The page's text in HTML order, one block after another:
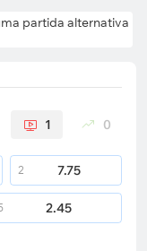
partida alternativa
1 0
2 7.75
2.45